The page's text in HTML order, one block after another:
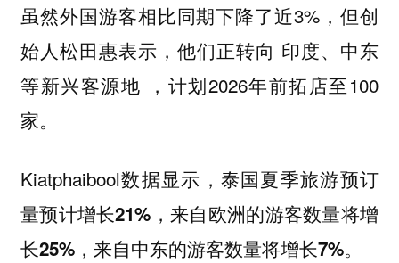
虽然外国游客相比同期下降了近3%，但创
始人松田惠表示，他们正转向 印度、中东
等新兴客源地 ，计划2026年前拓店至100
家。
Kiatphaibool数据显示，泰国夏季旅游预订
量预计增长21% ，来自欧洲的游客数量将增
长25%，来自中东的游客数量将增长7%。